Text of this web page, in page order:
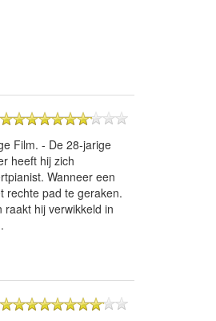
Film. - De 28-jarige
heeft hij zich
Wanneer een
rechte pad te geraken.
hij verwikkeld in